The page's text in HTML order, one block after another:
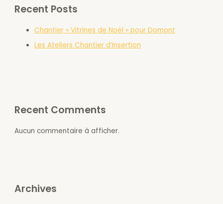
Recent Posts
Chantier « Vitrines de Noël » pour Domont
Les Ateliers Chantier d’Insertion
Recent Comments
Aucun commentaire à afficher.
Archives